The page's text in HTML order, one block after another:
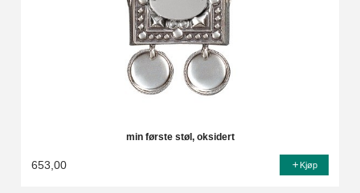
min første støl, oksidert
653,00 Kjøp